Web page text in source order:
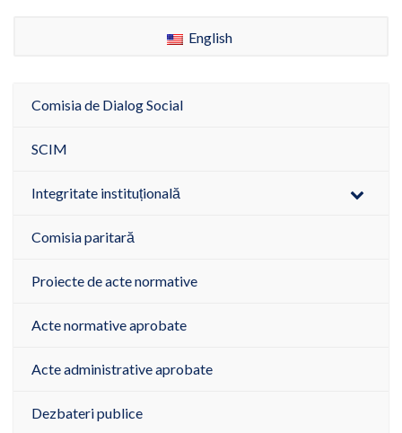
English
Comisia de Dialog Social
SCIM
Integritate instituțională
Comisia paritară
Proiecte de acte normative
Acte normative aprobate
Acte administrative aprobate
Dezbateri publice